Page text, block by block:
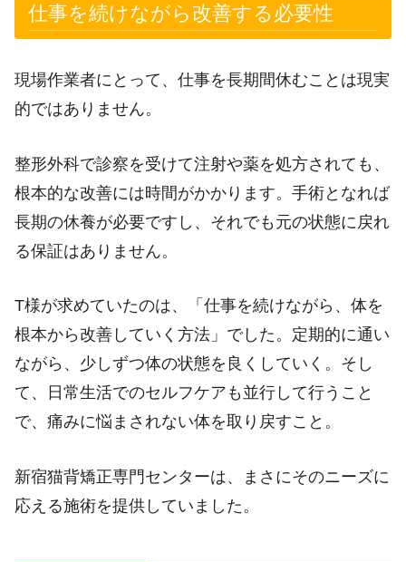
仕事を続けながら改善する必要性
現場作業者にとって、仕事を長期間休むことは現実
的ではありません。
整形外科で診察を受けて注射や薬を処方されても、
根本的な改善には時間がかかります。手術となれば
長期の休養が必要ですし、それでも元の状態に戻れ
る保証はありません。
T様が求めていたのは、「仕事を続けながら、体を
根本から改善していく方法」でした。定期的に通い
ながら、少しずつ体の状態を良くしていく。そし
て、日常生活でのセルフケアも並行して行うこと
で、痛みに悩まされない体を取り戻すこと。
新宿猫背矯正専門センターは、まさにそのニーズに
応える施術を提供していました。